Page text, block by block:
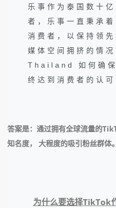
乐事作为泰国数十
者，乐事一直秉承
消费者，以保持领
媒体空间拥挤的情
Thailand 如何确保
终达到消费者的认可
答案是： 通过拥有全球流量的
知名度， 大程度的吸引粉丝群体。
为什么要选择TikTok